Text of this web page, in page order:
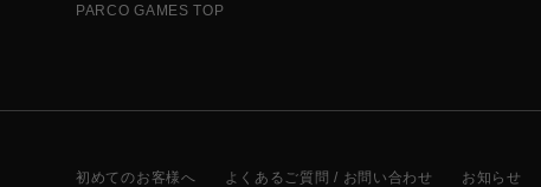
PARCO GAMES TOP
初めてのお客様へ よくあるご質問 / お問い合わせ お知らせ